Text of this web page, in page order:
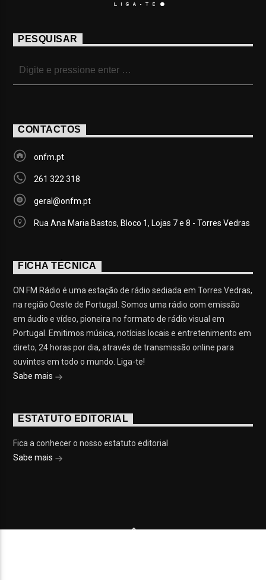
PESQUISAR
CONTACTOS
onfm.pt
261 322 318
geral@onfm.pt
Rua Ana Maria Bastos, Bloco 1, Lojas 7 e 8 - Torres Vedras
FICHA TÉCNICA
ON FM Rádio é uma estação de rádio sediada em Torres Vedras,
na região Oeste de Portugal. Somos uma rádio com emissão
em áudio e vídeo, pioneira no formato de rádio visual em
Portugal. Emitimos música, notícias locais e entretenimento em
direto, 24 horas por dia, através de transmissão online para
ouvintes em todo o mundo. Liga-te!
Sabe mais
ESTATUTO EDITORIAL
Fica a conhecer o nosso estatuto editorial
Sabe mais